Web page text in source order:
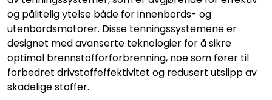
og pålitelig ytelse både for innenbords- og
utenbordsmotorer. Disse tenningssystemene er
designet med avanserte teknologier for å sikre
optimal brennstofforforbrenning, noe som fører til
forbedret drivstoffeffektivitet og redusert utslipp av
skadelige stoffer.